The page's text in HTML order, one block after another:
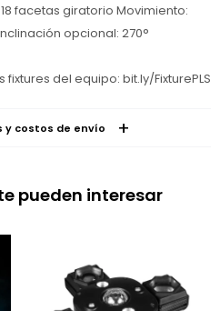
facetas giratorio Movimiento:
opcional: 270°
del equipo: bit.ly/FixturePLS
y costos de envío
pueden interesar